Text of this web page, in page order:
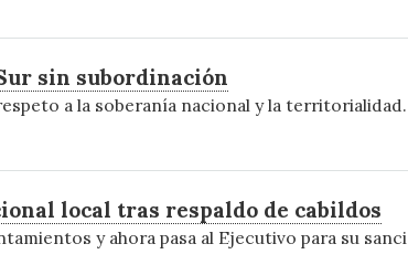
sin subordinación
a la soberanía nacional y la territorialidad.
local tras respaldo de cabildos
y ahora pasa al Ejecutivo para su